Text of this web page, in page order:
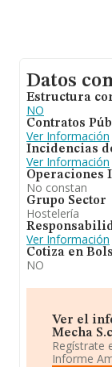
Datos
Estructura
NO
Contratos
Ver Información
Incidencias
Ver Información
Operaciones
No constan
Grupo Sector
Hostelería
Ver Información
Cotiza en
NO
Ver el
Mecha
Regístrate
Informe